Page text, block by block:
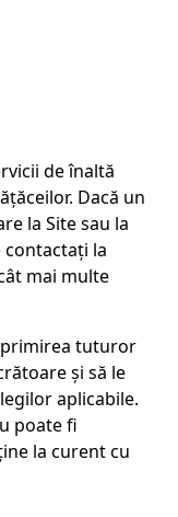
de înaltă
Dacă un
la Site sau la
contactați la
mai multe
primirea tuturor
și să le
aplicabile.
poate fi
la curent cu